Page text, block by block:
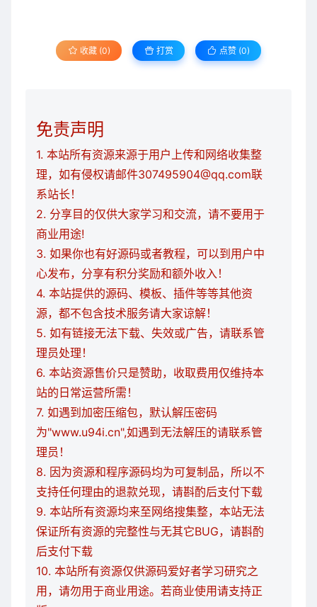
收藏 (0) 打赏 点赞 (0)
免责声明
1. 本站所有资源来源于用户上传和网络收集整
理，如有侵权请邮件307495904@qq.com联
系站长！
2. 分享目的仅供大家学习和交流，请不要用于
商业用途!
3. 如果你也有好源码或者教程，可以到用户中
心发布，分享有积分奖励和额外收入！
4. 本站提供的源码、模板、插件等等其他资
源，都不包含技术服务请大家谅解！
5. 如有链接无法下载、失效或广告，请联系管
理员处理！
6. 本站资源售价只是赞助，收取费用仅维持本
站的日常运营所需！
7. 如遇到加密压缩包，默认解压密码
为"www.u94i.cn",如遇到无法解压的请联系管
理员！
8. 因为资源和程序源码均为可复制品，所以不
支持任何理由的退款兑现，请斟酌后支付下载
9. 本站所有资源均来至网络搜集整，本站无法
保证所有资源的完整性与无其它BUG，请斟酌
后支付下载
10. 本站所有资源仅供源码爱好者学习研究之
用，请勿用于商业用途。若商业使用请支持正